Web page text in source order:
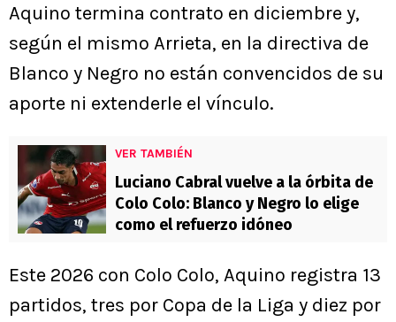
Aquino termina contrato en diciembre y,
según el mismo Arrieta, en la directiva de
Blanco y Negro no están convencidos de su
aporte ni extenderle el vínculo.
VER TAMBIÉN
Luciano Cabral vuelve a la órbita de
Colo Colo: Blanco y Negro lo elige
como el refuerzo idóneo
Este 2026 con Colo Colo, Aquino registra 13
partidos, tres por Copa de la Liga y diez por